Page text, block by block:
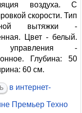
воздуха. С
скорости. Тип
вытяжки -
Цвет - белый.
-
Глубина: 50
60 см.
в интернет-
Премьер Техно